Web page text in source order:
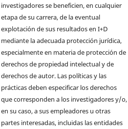
investigadores se beneficien, en cualquier
etapa de su carrera, de la eventual
explotación de sus resultados en I+D
mediante la adecuada protección jurídica,
especialmente en materia de protección de
derechos de propiedad intelectual y de
derechos de autor. Las políticas y las
prácticas deben especificar los derechos
que corresponden a los investigadores y/o,
en su caso, a sus empleadores u otras
partes interesadas, incluidas las entidades